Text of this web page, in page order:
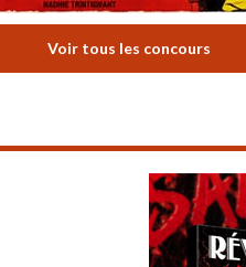
Voir tous les concours